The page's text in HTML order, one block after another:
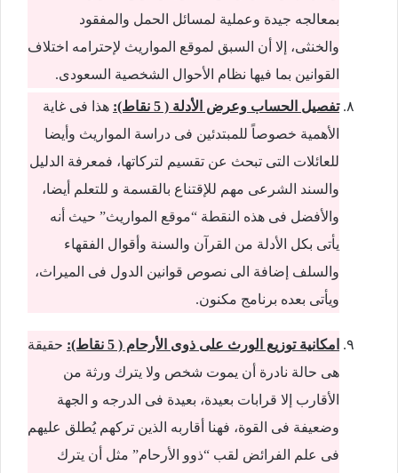
بمعالجه جيدة وعملية لمسائل الحمل والمفقود
والخنثى، إلا أن السبق لموقع المواريث لإحترامه اختلاف
القوانين بما فيها نظام الأحوال الشخصية السعودى.
تفصيل الحساب وعرض الأدلة ( 5 نقاط):
هذا فى غاية
الأهمية خصوصاً للمبتدئين فى دراسة المواريث وأيضا
للعائلات التى تبحث عن تقسيم لتركاتها، فمعرفة الدليل
والسند الشرعى مهم للإقتناع بالقسمة و للتعلم أيضا،
والأفضل فى هذه النقطة “موقع المواريث” حيث أنه
يأتى بكل الأدلة من القرآن والسنة وأقوال الفقهاء
والسلف إضافة الى نصوص قوانين الدول فى الميراث،
ويأتى بعده برنامج مكنون.
امكانية توزيع الورث على ذوى الأرحام ( 5 نقاط):
حقيقة
هى حالة نادرة أن يموت شخص ولا يترك ورثة من
الأقارب إلا قرابات بعيدة، بعيدة فى الدرجه و الجهة
وضعيفة فى القوة، فهنا أقاربه الذين تركهم يُطلق عليهم
فى علم الفرائض لقب “ذوو الأرحام” مثل أن يترك